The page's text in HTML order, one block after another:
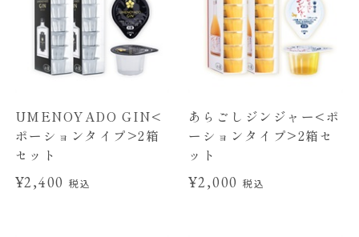
UMENOYADO GIN<
ポーションタイプ>2箱
セット
¥2,400税込
あらごしジンジャー<ポ
ーションタイプ>2箱セ
ット
¥2,000 税込